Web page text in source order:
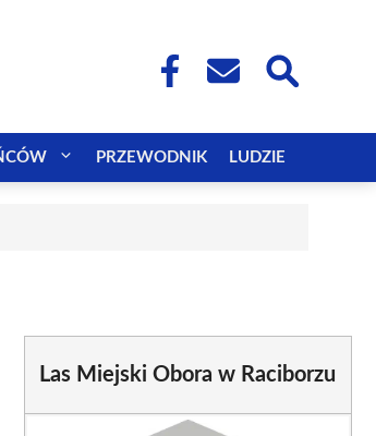
PRZEWODNIK LUDZIE
Las Miejski Obora w Raciborzu